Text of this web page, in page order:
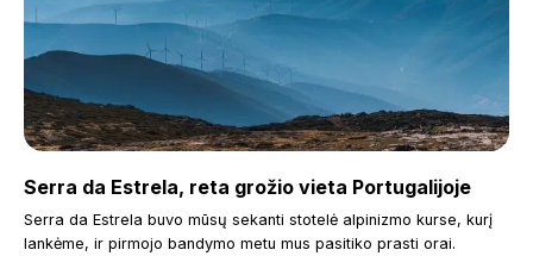
Serra da Estrela, reta grožio vieta Portugalijoje
Serra da Estrela buvo mūsų sekanti stotelė alpinizmo kurse, kurį
lankėme, ir pirmojo bandymo metu mus pasitiko prasti orai.